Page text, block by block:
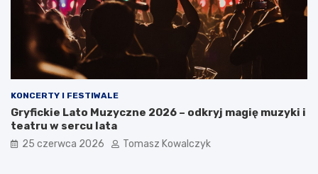
KONCERTY I FESTIWALE
Gryfickie Lato Muzyczne 2026 – odkryj magię muzyki i
teatru w sercu lata
25 czerwca 2026 Tomasz Kowalczyk